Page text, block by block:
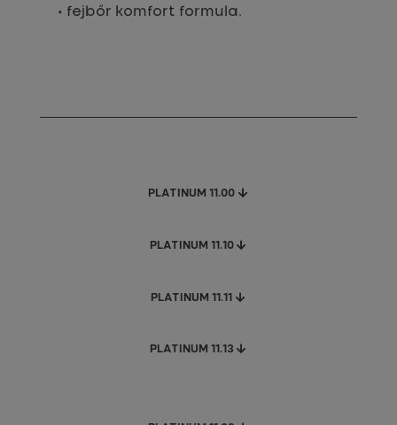
• fejbőr komfort formula.
PLATINUM 11.00
PLATINUM 11.10
PLATINUM 11.11
PLATINUM 11.13